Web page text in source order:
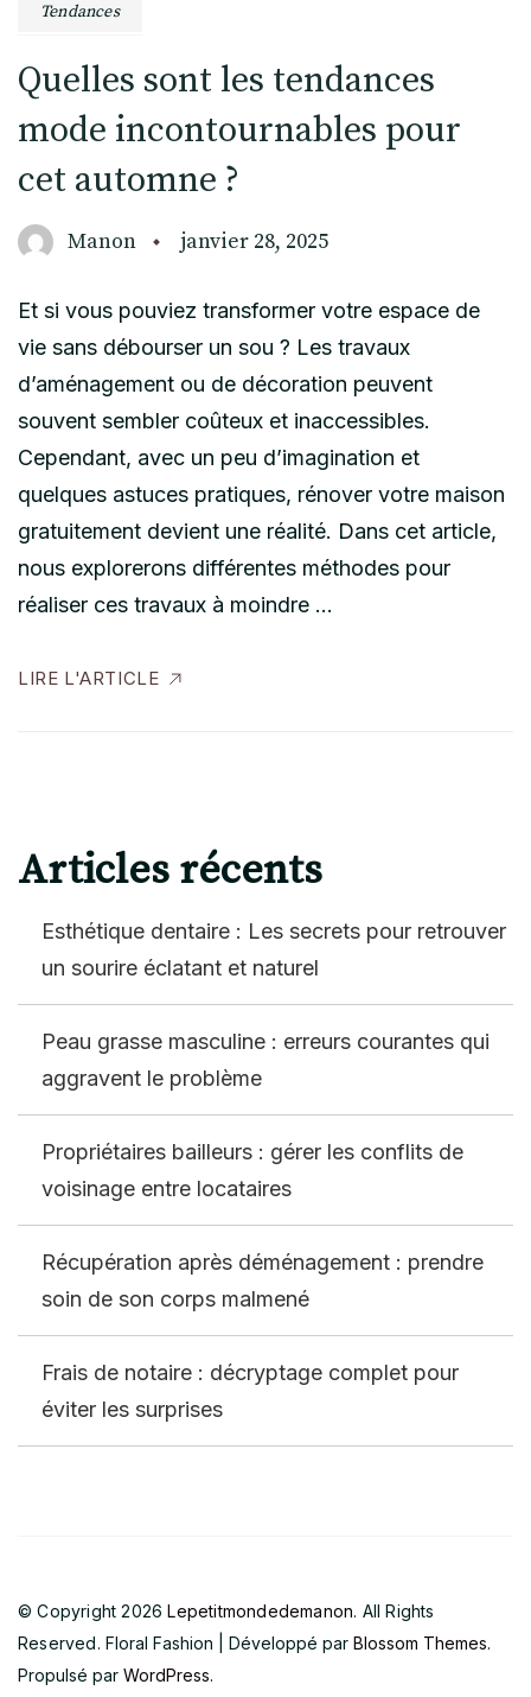
Tendances
Quelles sont les tendances
mode incontournables pour
cet automne ?
Manon janvier 28, 2025
Et si vous pouviez transformer votre espace de
vie sans débourser un sou ? Les travaux
d’aménagement ou de décoration peuvent
souvent sembler coûteux et inaccessibles.
Cependant, avec un peu d’imagination et
quelques astuces pratiques, rénover votre maison
gratuitement devient une réalité. Dans cet article,
nous explorerons différentes méthodes pour
réaliser ces travaux à moindre …
LIRE L'ARTICLE
Articles récents
Esthétique dentaire : Les secrets pour retrouver
un sourire éclatant et naturel
Peau grasse masculine : erreurs courantes qui
aggravent le problème
Propriétaires bailleurs : gérer les conflits de
voisinage entre locataires
Récupération après déménagement : prendre
soin de son corps malmené
Frais de notaire : décryptage complet pour
éviter les surprises
© Copyright 2026Lepetitmondedemanon. All Rights
Reserved. Floral Fashion | Développé par Blossom Themes.
Propulsé par WordPress.